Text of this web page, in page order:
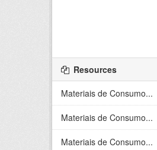
Resources
Materiais de Consumo...
Materiais de Consumo...
Materiais de Consumo...